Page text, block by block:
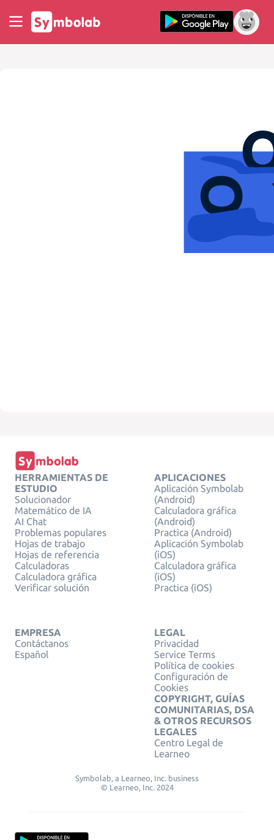
HERRAMIENTAS DE
ESTUDIO
Solucionador
Matemático de IA
AI Chat
Problemas populares
Hojas de trabajo
Hojas de referencia
Calculadoras
Calculadora gráfica
Verificar solución
APLICACIONES
Aplicación Symbolab
(Android)
Calculadora gráfica
(Android)
Practica (Android)
Aplicación Symbolab
(iOS)
Calculadora gráfica
(iOS)
Practica (iOS)
EMPRESA
Contáctanos
Español
LEGAL
Privacidad
Service Terms
Política de cookies
Configuración de
Cookies
COPYRIGHT, GUÍAS
COMUNITARIAS, DSA
& OTROS RECURSOS
LEGALES
Centro Legal de
Learneo
Symbolab, a Learneo, Inc. business
© Learneo, Inc. 2024